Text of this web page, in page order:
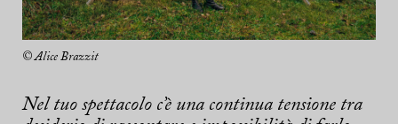
© Alice Brazzit
Nel tuo spettacolo c’è una continua tensione tra